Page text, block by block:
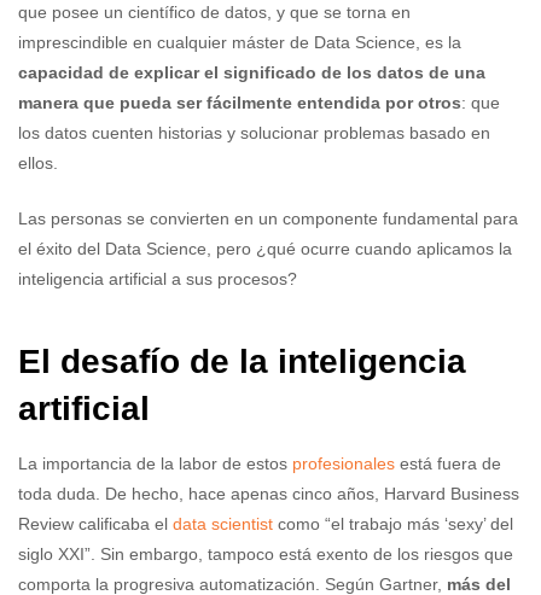
que posee un científico de datos y que se torna en
imprescindible en cualquier máster de Data Science, es la
capacidad de explicar el significado de los datos de una
manera que pueda ser fácilmente entendida por otros: que
los datos cuenten historias y solucionar problemas basado en
ellos.
Las personas se convierten en un componente fundamental para
el éxito del Data Science, pero ¿qué ocurre cuando aplicamos la
inteligencia artificial a sus procesos?
El desafío de la inteligencia
artificial
La importancia de la labor de estos profesionales está fuera de
toda duda. De hecho, hace apenas cinco años, Harvard Business
Review calificaba el data scientist como “el trabajo más ‘sexy’ del
siglo XXI”. Sin embargo, tampoco está exento de los riesgos que
comporta la progresiva automatización. Según Gartner, más del